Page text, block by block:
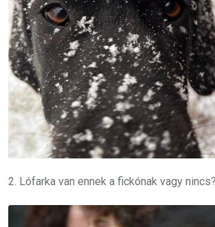
2. Lófarka van ennek a fickónak vagy nincs?